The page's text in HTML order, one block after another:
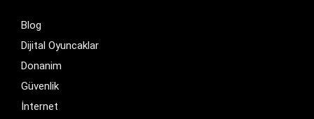
Blog
Dijital Oyuncaklar
Donanim
Güvenlik
İnternet